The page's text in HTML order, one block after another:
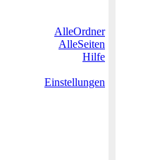
AlleOrdner
AlleSeiten
Hilfe
Einstellungen